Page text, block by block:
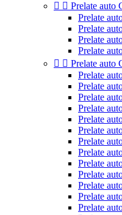
  Prelate auto
Prelate
Prelate
Prelate
Prelate
  Prelate auto
Prelate
Prelate
Prelate
Prelate
Prelate
Prelate
Prelate
Prelate
Prelate
Prelate
Prelate
Prelate
Prelate